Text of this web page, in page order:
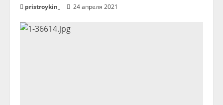
pristroykin_ 24 апреля 2021